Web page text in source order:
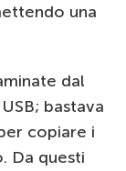
una
dal
bastava
copiare i
Da questi